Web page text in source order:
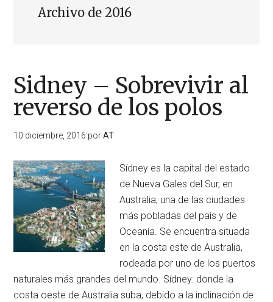
Archivo de 2016
Sidney – Sobrevivir al
reverso de los polos
10 diciembre, 2016 porAT
Sídney es la capital del estado
de Nueva Gales del Sur, en
Australia, una de las ciudades
más pobladas del país y de
Oceanía. Se encuentra situada
en la costa este de Australia,
rodeada por uno de los puertos
naturales más grandes del mundo. Sídney: donde la
costa oeste de Australia suba, debido a la inclinación de